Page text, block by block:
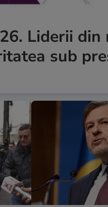
Liderii din
sub